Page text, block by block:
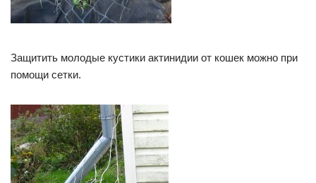
Защитить молодые кустики актинидии от кошек можно при
помощи сетки.